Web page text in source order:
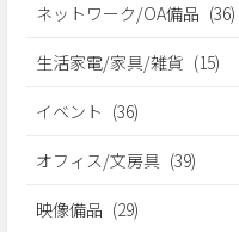
ネットワーク/OA備品 (36)
生活家電/家具/雑貨 (15)
イベント (36)
オフィス/文房具 (39)
映像備品 (29)